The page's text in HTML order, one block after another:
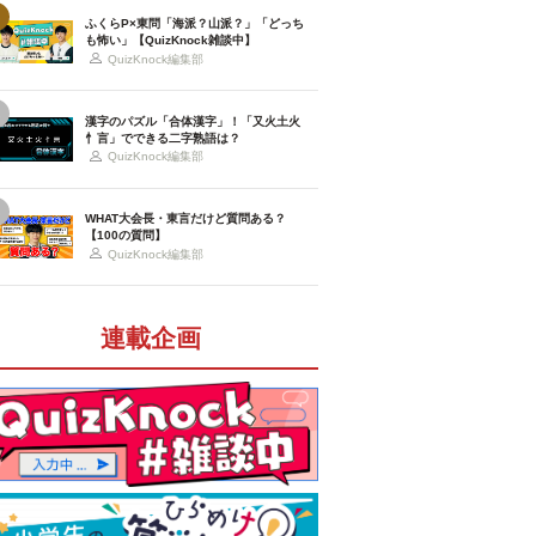
ふくらP×東問「海派？山派？」「どっち
も怖い」【QuizKnock雑談中】
QuizKnock編集部
漢字のパズル「合体漢字」！「又火土火
忄言」でできる二字熟語は？
QuizKnock編集部
WHAT大会長・東言だけど質問ある？
【100の質問】
QuizKnock編集部
連載企画